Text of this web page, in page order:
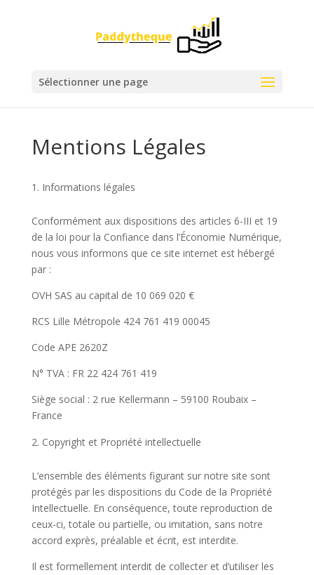
Sélectionner une page
Mentions Légales
Informations légales
Conformément aux dispositions des articles 6-III et 19
de la loi pour la Confiance dans l’Économie Numérique,
nous vous informons que ce site internet est hébergé
par :
OVH SAS au capital de 10 069 020 €
RCS Lille Métropole 424 761 419 00045
Code APE 2620Z
N° TVA : FR 22 424 761 419
Siège social : 2 rue Kellermann – 59100 Roubaix –
France
Copyright et Propriété intellectuelle
L’ensemble des éléments figurant sur notre site sont
protégés par les dispositions du Code de la Propriété
Intellectuelle. En conséquence, toute reproduction de
ceux-ci, totale ou partielle, ou imitation, sans notre
accord exprès, préalable et écrit, est interdite.
Il est formellement interdit de collecter et d’utiliser les